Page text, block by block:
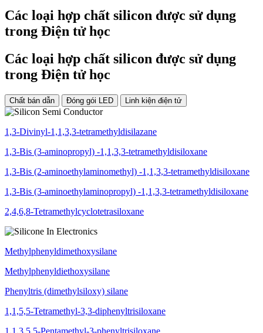
Các loại hợp chất silicon được sử dụng
trong Điện tử học
Các loại hợp chất silicon được sử dụng
trong Điện tử học
Chất bán dẫn Đóng gói LED Linh kiện điện tử
1,3-Divinyl-1,1,3,3-tetramethyldisilazane
1,3-Bis (3-aminopropyl) -1,1,3,3-tetramethyldisiloxane
1,3-Bis (2-aminoethylaminomethyl) -1,1,3,3-tetramethyldisiloxane
1,3-Bis (3-aminoethylaminopropyl) -1,1,3,3-tetramethyldisiloxane
2,4,6,8-Tetramethylcyclotetrasiloxane
Methylphenyldimethoxysilane
Methylphenyldiethoxysilane
Phenyltris (dimethylsiloxy) silane
1,1,5,5-Tetramethyl-3,3-diphenyltrisiloxane
1,1,3,5,5-Pentamethyl-3-phenyltrisiloxane